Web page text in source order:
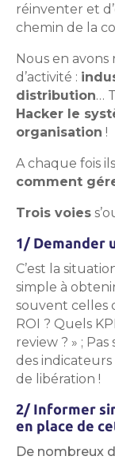
réinventer et
chemin de la
Nous en
d’activité :
distribution…
Hacker le
organisation !
A chaque fois
comment
Trois voies
1/ Demander
C’est la
simple à
souvent celles
ROI ? Quels
review ? » ;
des
de libération !
2/ Informer
en place de
De nombreux